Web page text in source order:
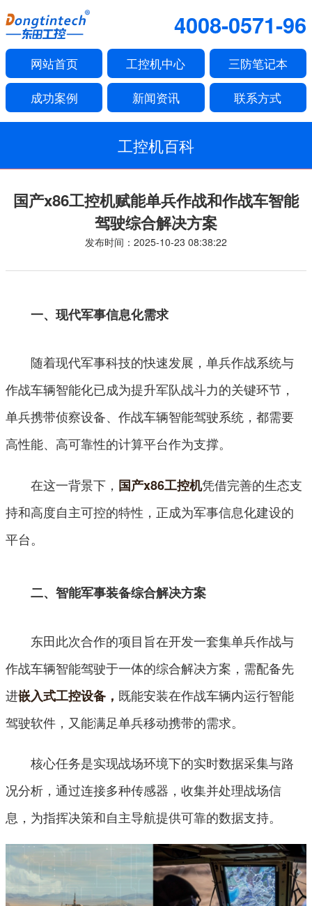
4008-0571-96
网站首页 工控机中心 三防笔记本
成功案例 新闻资讯 联系方式
工控机百科
国产x86工控机赋能单兵作战和作战车智能
驾驶综合解决方案
发布时间：2025-10-23 08:38:22
一、现代军事信息化需求
随着现代军事科技的快速发展，单兵作战系统与
作战车辆智能化已成为提升军队战斗力的关键环节，
单兵携带侦察设备、作战车辆智能驾驶系统，都需要
高性能、高可靠性的计算平台作为支撑。
在这一背景下， 国产x86工控机凭借完善的生态支
持和高度自主可控的特性，正成为军事信息化建设的
平台。
二、智能军事装备综合解决方案
东田此次合作的项目旨在开发一套集单兵作战与
作战车辆智能驾驶于一体的综合解决方案，需配备先
进嵌入式工控设备， 既能安装在作战车辆内运行智能
驾驶软件，又能满足单兵移动携带的需求。
核心任务是实现战场环境下的实时数据采集与路
况分析，通过连接多种传感器，收集并处理战场信
息，为指挥决策和自主导航提供可靠的数据支持。